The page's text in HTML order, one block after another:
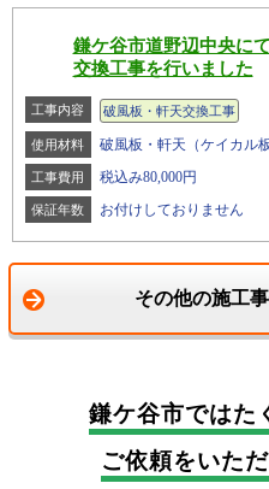
鎌ケ谷市道野辺中央に
交換工事を行いました
工事内容 破風板・軒天交換工事
使用材料 破風板・軒天（ケイカル板
工事費用 税込み80,000円
保証年数 お付けしておりません
その他の施工
鎌ケ谷市ではた
ご依頼をいた